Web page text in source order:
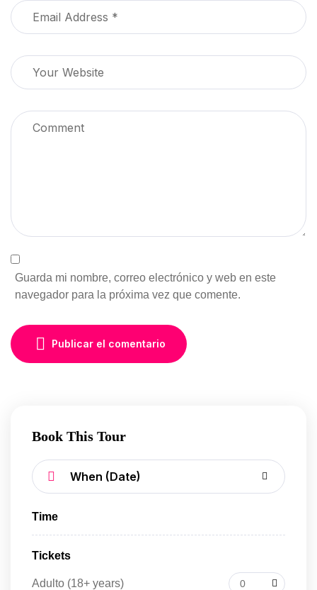
Guarda mi nombre, correo electrónico y web en este
navegador para la próxima vez que comente.
Publicar el comentario
Book This Tour
Time
Tickets
Adulto (18+ years) 0